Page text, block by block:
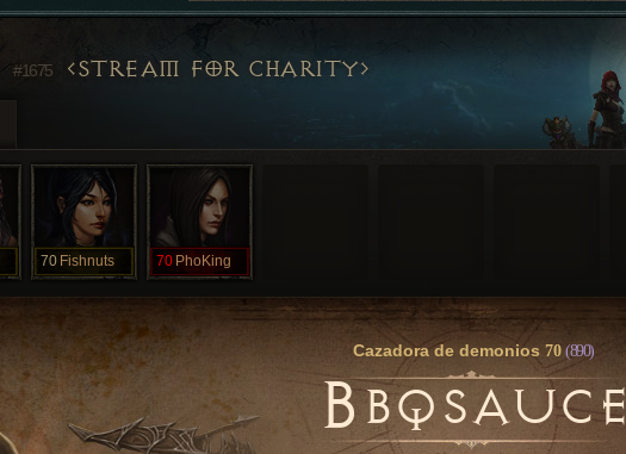
#1675 STREAM FOR CHARITY
70 Fishnuts 70 PhoKing
Cazadora de demonios 70 (890)
BBQSAUCE